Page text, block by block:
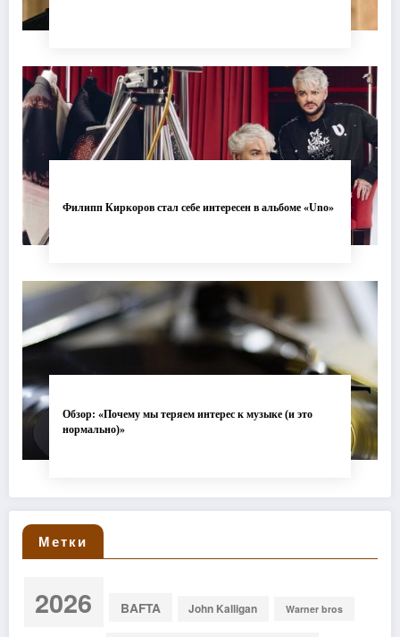
Филипп Киркоров стал себе интересен в альбоме «Uno»
Обзор: «Почему мы теряем интерес к музыке (и это
нормально)»
Метки
2026 BAFTA John Kalligan Warner bros